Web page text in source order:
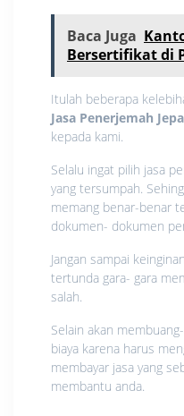
Baca Juga
Bersertifikat di
Itulah beberapa
Jasa Penerjemah
kepada kami.
Selalu ingat pilih jasa
yang tersumpah.
memang benar-benar
dokumen- dokumen
Jangan sampai
tertunda gara- gara
salah.
Selain akan
biaya karena harus
membayar jasa yang
membantu anda.